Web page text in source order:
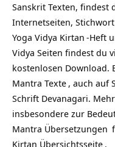
Sanskrit Texten, findest
Internetseiten, Stichwort
Yoga Vidya Kirtan -Heft
Vidya Seiten findest du
kostenlosen Download.
Mantra Texte , auch auf
Schrift Devanagari.
insbesondere zur
Mantra Übersetzungen
Kirtan Übersichtsseite .